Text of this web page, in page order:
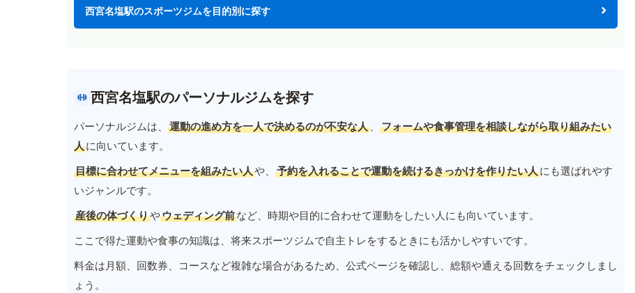
西宮名塩駅のスポーツジムを目的別に探す
西宮名塩駅のパーソナルジムを探す
パーソナルジムは、 運動の進め方を一人で決めるのが不安な人 、
フォームや食事管理を相談しながら取り組みたい
人に向いています。
目標に合わせてメニューを組みたい人や、 予約を入れることで運動を続けるきっかけを作りたい人にも選ばれやす
いジャンルです。
産後の体づくりやウェディング前など、時期や目的に合わせて運動をしたい人にも向いています。
ここで得た運動や食事の知識は、将来スポーツジムで自主トレをするときにも活かしやすいです。
料金は月額、回数券、コースなど複雑な場合があるため、公式ページを確認し、総額や通える回数をチェックしまし
ょう。